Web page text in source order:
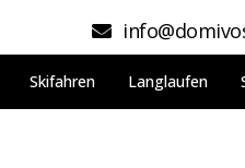
Skifahren Langlaufen